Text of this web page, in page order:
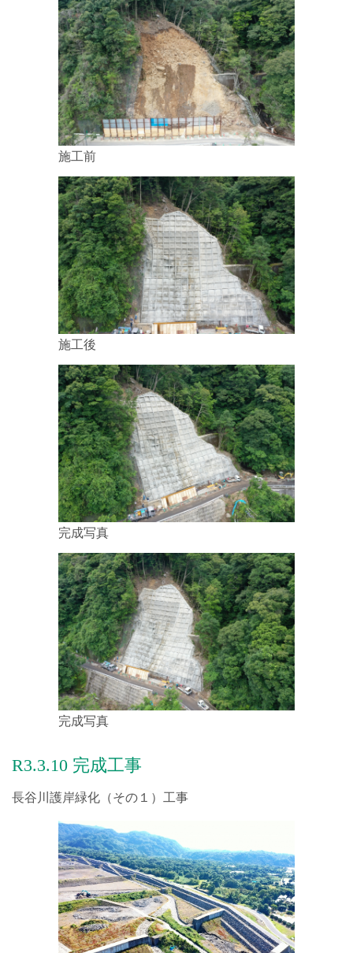
2023.11.20
【安全・環境・社会貢献】の「ハンドル献金」を更新しまし
2023.11.13
【安全・環境・社会貢献】に「世界の子供にワクチンを活
動」を追加しました！
2023.10.25
2023.08.01
健康経営の取り組みと福利厚生の内容を更新しました!
2023.06.07
【採用情報】に「福利厚生」を追加しました！
2023.06.05
安全・環境情報の「安全大会」に令和5年度安全大会を追加し
ました！
2023.06.02
健康経営の取り組みの内容を更新しました!
2023.05.16
ISO9001と14001を更新しました。
2023.05.08
健康経営の取り組みの写真を更新しました!
2023.04.18
【施工実績】の情報を更新しました。
2023.04.14
「清掃ボランティア」とイベント「焼肉慰労会」の内容を更
新しました!
2023.03.22
登録事業 国土交通省 鹿児島国道事務所と【災害協定】を締
結しました！
2023.03.16
致しました！
2023.03.08
み 更新）
2023.02.06
健康経営の取り組みの内容を追加しました!
2023.01.20
安全・環境・社会貢献－ハンドル献金を追加しました！
施工前
施工後
完成写真
完成写真
R3.3.10 完成工事
長谷川護岸緑化（その１）工事